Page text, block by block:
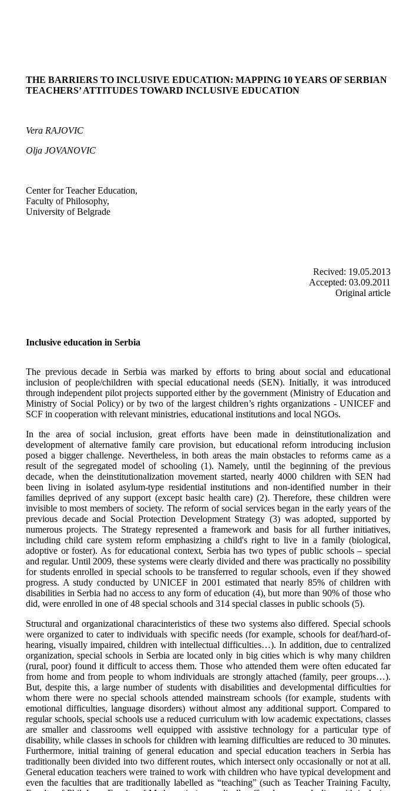
THE BARRIERS TO INCLUSIVE EDU­CA­TION: MAPPING 10 YEARS OF SERBI­AN
TEACHERS’ ATTITUDES TO­WARD INCLUSIVE EDUCATION
Vera RAJOVIC
Olja JOVANOVIC
Center for Teacher Education,
Faculty of Philosophy,
University of Belgrade
Recived: 19.05.2013
Accepted: 03.09.2011
Original article
Inclusive education in Serbia
The previous decade in Serbia was marked by efforts to bring about social and educational
inclusion of people/children with special educational needs (SEN). Initially, it was introduced
through independent pilot projects supported either by the government (Ministry of Education and
Ministry of Social Policy) or by two of the largest children’s rights organizations - UNICEF and
SCF in cooperation with relevant ministries, educational institutions and local NGOs.
In the area of social inclusion, great efforts have been made in deinstitutionalization and
development of alternative family care provision, but educational reform introducing inclusion
posed a bigger challenge. Nevertheless, in both areas the main obstacles to reforms came as a
result of the segregated model of schooling (1). Namely, until the beginning of the previous
decade, when the deinstitutionalization movement started, nearly 4000 children with SEN had
been living in isolated asylum-type residential institutions and non-identified number in their
families deprived of any support (except basic health care) (2). Therefore, these children were
invisible to most members of society. The reform of social services began in the early years of the
previous decade and Social Protection Development Strategy (3) was adopted, supported by
numerous projects. The Strategy represented a framework and basis for all further initiatives,
including child care system reform emphasizing a child's right to live in a family (biological,
adoptive or foster). As for educational context, Serbia has two types of public schools – special
and regular. Until 2009, these systems were clearly divided and there was practically no possibility
for students enrolled in special schools to be transferred to regular schools, even if they showed
progress. A study conducted by UNICEF in 2001 estimated that nearly 85% of children with
disabilities in Serbia had no access to any form of education (4), but more than 90% of those who
did, were enrolled in one of 48 special schools and 314 special classes in public schools (5).
Structural and organizational characinteristics of these two systems also differed. Special schools
were organized to cater to individuals with specific needs (for example, schools for deaf/hard-of-
hearing, visually impaired, children with intellectual difficulties…). In addition, due to centralized
organization, special schools in Serbia are located only in big cities which is why many children
(rural, poor) found it difficult to access them. Those who attended them were often educated far
from home and from people to whom individuals are strongly attached (family, peer groups…).
But, despite this, a large number of students with disabilities and developmental difficulties for
whom there were no special schools attended mainstream schools (for example, students with
emotional difficulties, language disorders) without almost any additional support. Compared to
regular schools, special schools use a reduced curriculum with low academic expectations, classes
are smaller and classrooms well equipped with assistive technology for a particular type of
disability, while classes in schools for children with learning difficulties are reduced to 30 minutes.
Furthermore, initial training of general education and special education teachers in Serbia has
traditionally been divided into two different routes, which intersect only occasionally or not at all.
General education teachers were trained to work with children who have typical development and
even the faculties that are traditionally labelled as “teaching” (such as Teacher Training Faculty,